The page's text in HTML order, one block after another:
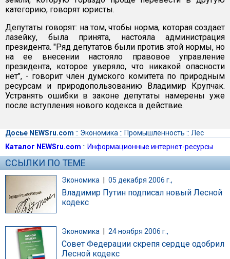
категорию, говорят юристы.
Депутаты говорят: на том, чтобы норма, которая создает
лазейку, была принята, настояла администрация
президента. "Ряд депутатов были против этой нормы, но
на ее внесении настояло правовое управление
президента, которое уверяло, что никакой опасности
нет", - говорит член думского комитета по природным
ресурсам и природопользованию Владимир Крупчак.
Устранять ошибки в законе депутаты намерены уже
после вступления нового кодекса в действие.
Досье NEWSru.com :: Экономика :: Промышленность :: Лес
Каталог NEWSru.com :: Информационные интернет-ресурсы
ССЫЛКИ ПО ТЕМЕ
Экономика | 05 декабря 2006 г.,
Владимир Путин подписал новый Лесной
кодекс
Экономика 24 ноября 2006 г.,
Совет Федерации скрепя сердце одобрил
Лесной кодекс